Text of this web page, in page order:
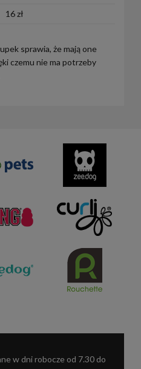
16 zł
sprawia, że mają one
czemu nie ma potrzeby
w dni robocze od 7.30 do